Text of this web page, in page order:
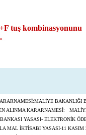
tuş kombinasyonunu
BAKANLIĞI
ALINMA KARARNAMESİ:
YASASI- ELEKTRONİK
MAL İKTİSABI YASASI-11